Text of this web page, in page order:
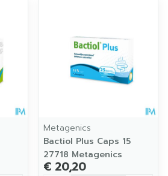
Metagenics
Bactiol Plus Caps 15
27718 Metagenics
€ 20,20